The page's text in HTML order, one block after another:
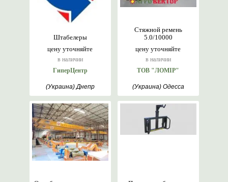
цену уточняйте
в наличии
Штабелеры
ГиперЦентр
(Украина) Днепр
цену уточняйте
в наличии
Стяжной ремень
5.0/10000
ТОВ "ЛОМІР"
(Украина) Одесса